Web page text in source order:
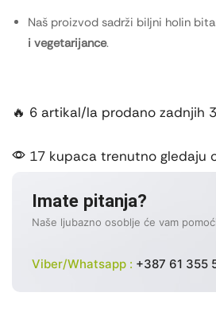
Naš proizvod sadrži biljni holin
i vegetarijance.
🔥 6 artikal/la prodano zadnjih
17 kupaca trenutno gledaju
Imate pitanja?
Naše ljubazno osoblje će vam
Viber/Whatsapp : +387 61 355